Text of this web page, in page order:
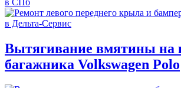
Вытягивание вмятины на
багажника Volkswagen Polo